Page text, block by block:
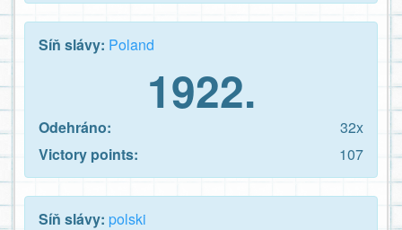
Síň slávy: Poland
1922.
Odehráno:
32x
Victory points:
107
Síň slávy: polski